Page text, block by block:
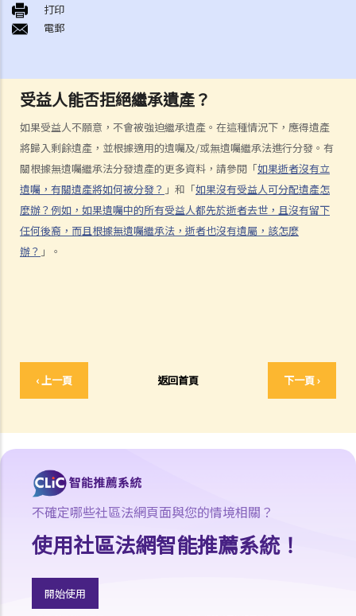
受益人能否拒絕繼承遺產？
如果受益人不願意，不會被強迫繼承遺產。在這種情況下，應得遺產
將歸入剩餘遺產，並根據適用的遺囑及/或無遺囑繼承法進行分發。有
關根據無遺囑繼承法分發遺產的更多資料，請參閱「如果逝者沒有立
遺囑，有關遺產將如何被分發？ 」和「如果沒有受益人可分配遺產怎
麼辦？例如，如果遺囑中的所有受益人都先於逝者去世，且沒有留下
任何後裔，而且根據無遺囑繼承法，逝者也沒有遺屬，該怎麼
辦？ 」。
‹ 上一頁 返回首頁 下一頁 ›
B. 骨灰安置所（靈灰安置所）
C. 土葬
E. 骨灰撒海
F. 遺體／骨殖／骨灰出入香港
人身傷亡
傷者本人
何謂「人身傷害」？
我受傷後，何時可提出申索？
如何就人身傷害提出申索？
人身傷害訴訟所涉的法律程序
6. 證明書（收費安排）
9. 核對表評檢及案件管理問卷
11. 審訊前的覆核
就人身傷害提出申索，是否存在時限？
涉及非致命意外的申索
若我因人身傷害提出申索，可否申請法律援助？
法律援助
打印
電郵
不確定哪些社區法網頁面與您的情境相關？
使用社區法網智能推薦系統！
開始使用